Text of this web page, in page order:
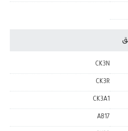
CK3N
CK3R
CK3A1
AB17